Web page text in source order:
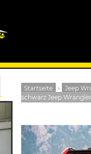
Startseite » Jeep
schwarz Jeep Wrangler